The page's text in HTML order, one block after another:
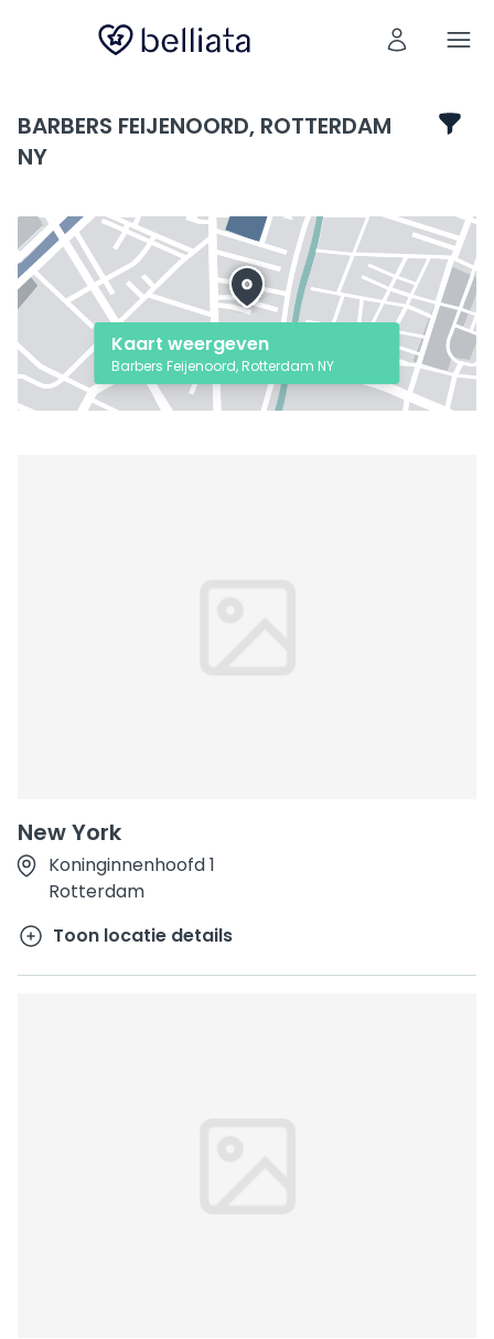
BARBERS FEIJENOORD, ROTTERDAM
NY
New York
Koninginnenhoofd 1
Rotterdam
Toon locatie details
Kaart weergeven
Barbers Feijenoord, Rotterdam NY